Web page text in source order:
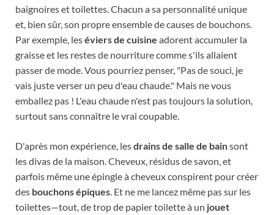
baignoires et toilettes. Chacun a sa personnalité unique
et, bien sûr, son propre ensemble de causes de bouchons.
Par exemple, leséviers de cuisine adorent accumuler la
graisse et les restes de nourriture comme s'ils allaient
passer de mode. Vous pourriez penser, "Pas de souci, je
vais juste verser un peu d'eau chaude." Mais ne vous
emballez pas ! L'eau chaude n'est pas toujours la solution,
surtout sans connaître le vrai coupable.
D'après mon expérience, lesdrains de salle de bainsont
les divas de la maison. Cheveux, résidus de savon, et
parfois même une épingle à cheveux conspirent pour créer
des bouchons épiques . Et ne me lancez même pas sur les
toilettes—tout, de trop de papier toilette à un jouet